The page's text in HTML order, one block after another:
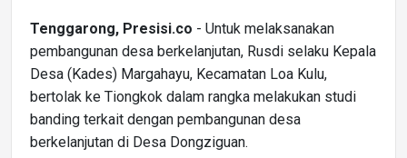
Tenggarong, Presisi.co - Untuk melaksanakan
pembangunan desa berkelanjutan, Rusdi selaku Kepala
Desa (Kades) Margahayu, Kecamatan Loa Kulu,
bertolak ke Tiongkok dalam rangka melakukan studi
banding terkait dengan pembangunan desa
berkelanjutan di Desa Dongziguan.